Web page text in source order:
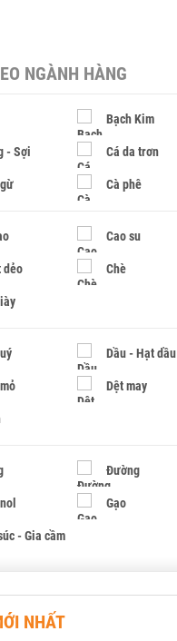
NGÀNH HÀNG
Bạch Kim
- Sợi Cá da trơn
Cà phê
Cao su
dẻo Chè
Dầu - Hạt dầu
Dệt may
Đường
Gạo
- Gia cầm
NHẤT